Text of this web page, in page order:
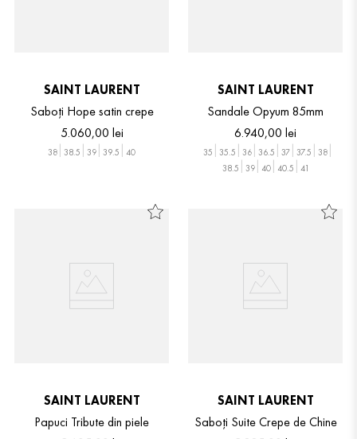
SAINT LAURENT
Saboți Hope satin crepe
5.060,00 lei
38 38.5 39 39.5 40
SAINT LAURENT
Sandale Opyum 85mm
6.940,00 lei
35 35.5 36 36.5 37 37.5
38
38.5
39 40 40.5 41
SAINT LAURENT
Papuci Tribute din piele
SAINT LAURENT
Saboți Suite Crepe de Chine